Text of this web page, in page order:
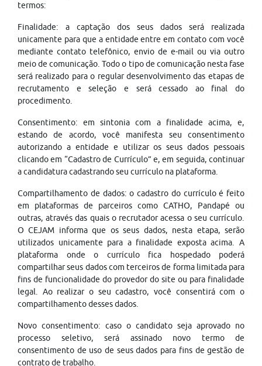
termos:
Finalidade: a captação dos seus dados será realizada
unicamente para que a entidade entre em contato com você
mediante contato telefônico, envio de e-mail ou via outro
meio de comunicação. Todo o tipo de comunicação nesta fase
será realizado para o regular desenvolvimento das etapas de
recrutamento e seleção e será cessado ao final do
procedimento.
Consentimento: em sintonia com a finalidade acima, e,
estando de acordo, você manifesta seu consentimento
autorizando a entidade e utilizar os seus dados pessoais
clicando em “Cadastro de Currículo” e, em seguida, continuar
a candidatura cadastrando seu currículo na plataforma.
Compartilhamento de dados: o cadastro do currículo é feito
em plataformas de parceiros como CATHO, Pandapé ou
outras, através das quais o recrutador acessa o seu currículo.
O CEJAM informa que os seus dados, nesta etapa, serão
utilizados unicamente para a finalidade exposta acima. A
plataforma onde o currículo fica hospedado poderá
compartilhar seus dados com terceiros de forma limitada para
fins de funcionalidade do provedor do site ou para finalidade
legal. Ao realizar o seu cadastro, você consentirá com o
compartilhamento desses dados.
Novo consentimento: caso o candidato seja aprovado no
processo seletivo, será assinado novo termo de
consentimento de uso de seus dados para fins de gestão de
contrato de trabalho.